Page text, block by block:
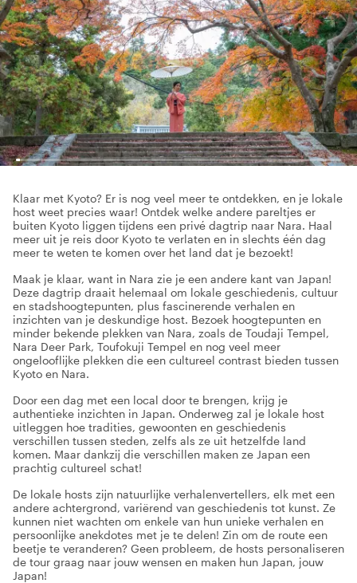
Klaar met Kyoto? Er is nog veel meer te ontdekken, en je lokale
host weet precies waar! Ontdek welke andere pareltjes er
buiten Kyoto liggen tijdens een privé dagtrip naar Nara. Haal
meer uit je reis door Kyoto te verlaten en in slechts één dag
meer te weten te komen over het land dat je bezoekt!
Maak je klaar, want in Nara zie je een andere kant van Japan!
Deze dagtrip draait helemaal om lokale geschiedenis, cultuur
en stadshoogtepunten, plus fascinerende verhalen en
inzichten van je deskundige host. Bezoek hoogtepunten en
minder bekende plekken van Nara, zoals de Toudaji Tempel,
Nara Deer Park, Toufokuji Tempel en nog veel meer
ongelooflijke plekken die een cultureel contrast bieden tussen
Kyoto en Nara.
Door een dag met een local door te brengen, krijg je
authentieke inzichten in Japan. Onderweg zal je lokale host
uitleggen hoe tradities, gewoonten en geschiedenis
verschillen tussen steden, zelfs als ze uit hetzelfde land
komen. Maar dankzij die verschillen maken ze Japan een
prachtig cultureel schat!
De lokale hosts zijn natuurlijke verhalenvertellers, elk met een
andere achtergrond, variërend van geschiedenis tot kunst. Ze
kunnen niet wachten om enkele van hun unieke verhalen en
persoonlijke anekdotes met je te delen! Zin om de route een
beetje te veranderen? Geen probleem, de hosts personaliseren
de tour graag naar jouw wensen en maken hun Japan, jouw
Japan!